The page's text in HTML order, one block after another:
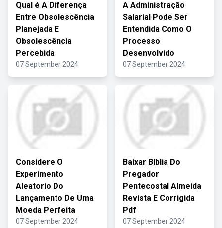
Qual é A Diferença
Entre Obsolescência
Planejada E
Obsolescência
Percebida
07 September 2024
A Administração
Salarial Pode Ser
Entendida Como O
Processo
Desenvolvido
07 September 2024
Considere O
Experimento
Aleatorio Do
Lançamento De Uma
Moeda Perfeita
07 September 2024
Baixar Bíblia Do
Pregador
Pentecostal Almeida
Revista E Corrigida
Pdf
07 September 2024